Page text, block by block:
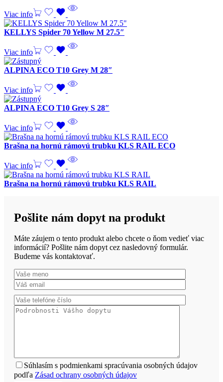
Viac info
KELLYS Spider 70 Yellow M 27.5″
Viac info
ALPINA ECO T10 Grey M 28″
Viac info
ALPINA ECO T10 Grey S 28″
Viac info
Brašna na hornú rámovú trubku KLS RAIL ECO
Viac info
Brašna na hornú rámovú trubku KLS RAIL
Pošlite nám dopyt na produkt
Máte záujem o tento produkt alebo chcete o ňom vedieť viac
informácií? Pošlite nám dopyt cez nasledovný formulár.
Budeme vás kontaktovať.
Súhlasím s podmienkami spracúvania osobných údajov
podľa Zásad ochrany osobných údajov